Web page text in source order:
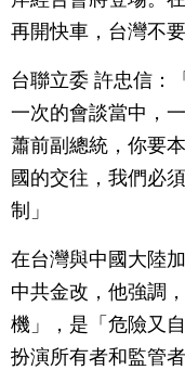
再開快車，台灣不要
台聯立委 許忠信：
一次的會談當中，
蕭前副總統，你要
國的交往，我們必
制」
在台灣與中國大陸
中共金改，他強調
機」，是「危險又
扮演所有者和監管